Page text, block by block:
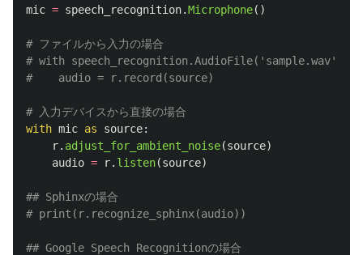
mic = speech_recognition.Microphone()
# ファイルから入力の場合
# with speech_recognition.AudioFile('sample.wav')
with mic as source:
r. adjust_for_ambient_noise(source)
audio = r. listen(source)
## Sphinxの場合
## Google Speech Recognitionの場合